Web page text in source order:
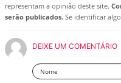
representam a opinião deste site.
serão publicados. Se identificar
DEIXE UM COMENTÁRIO
Nome